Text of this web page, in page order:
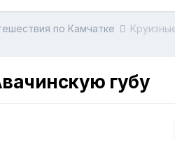
по Камчатке
губу